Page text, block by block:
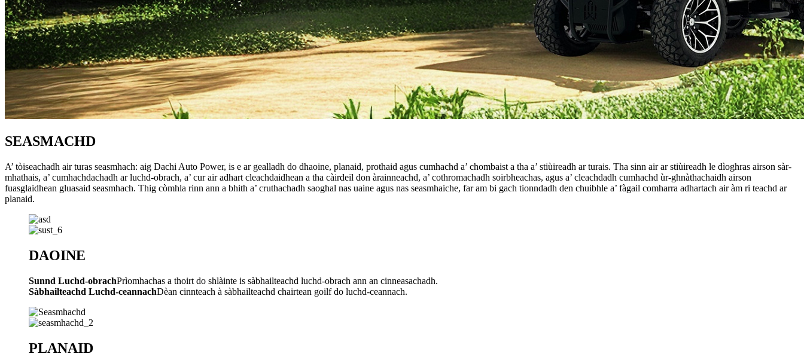
SEASMACHD
A’ tòiseachadh air turas seasmhach: aig Dachi Auto Power, is e ar gealladh do dhaoine, planaid, prothaid agus cumhachd a’ chombaist a tha a’ stiùireadh ar turais. Tha sinn air ar stiùireadh le dìoghras airson sàr-
mhathais, a’ cumhachdachadh ar luchd-obrach, a’ cur air adhart cleachdaidhean a tha càirdeil don àrainneachd, a’ cothromachadh soirbheachas, agus a’ cleachdadh cumhachd ùr-ghnàthachaidh airson
fuasglaidhean gluasaid seasmhach. Thig còmhla rinn ann a bhith a’ cruthachadh saoghal nas uaine agus nas seasmhaiche, far am bi gach tionndadh den chuibhle a’ fàgail comharra adhartach air àm ri teachd ar
planaid.
DAOINE
Sunnd Luchd-obrachPrìomhachas a thoirt do shlàinte is sàbhailteachd luchd-obrach ann an cinneasachadh.
Sàbhailteachd Luchd-ceannachDèan cinnteach à sàbhailteachd chairtean goilf do luchd-ceannach.
PLANAID